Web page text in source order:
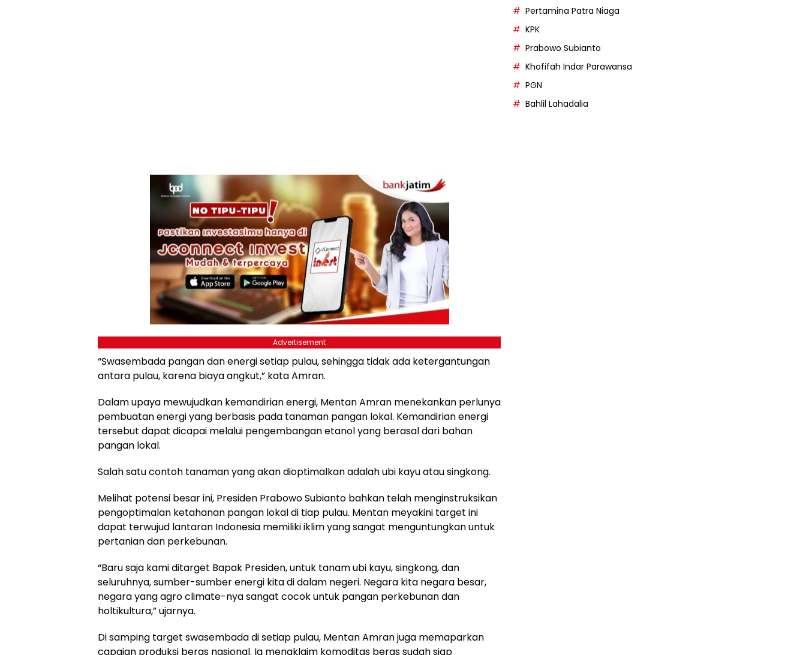
Advertisement
“Swasembada pangan dan energi setiap pulau, sehingga tidak ada ketergantungan
antara pulau, karena biaya angkut,” kata Amran.
Dalam upaya mewujudkan kemandirian energi, Mentan Amran menekankan perlunya
pembuatan energi yang berbasis pada tanaman pangan lokal. Kemandirian energi
tersebut dapat dicapai melalui pengembangan etanol yang berasal dari bahan
pangan lokal.
Salah satu contoh tanaman yang akan dioptimalkan adalah ubi kayu atau singkong.
Melihat potensi besar ini, Presiden Prabowo Subianto bahkan telah menginstruksikan
pengoptimalan ketahanan pangan lokal di tiap pulau. Mentan meyakini target ini
dapat terwujud lantaran Indonesia memiliki iklim yang sangat menguntungkan untuk
pertanian dan perkebunan.
“Baru saja kami ditarget Bapak Presiden, untuk tanam ubi kayu, singkong, dan
seluruhnya, sumber-sumber energi kita di dalam negeri. Negara kita negara besar,
negara yang agro climate-nya sangat cocok untuk pangan perkebunan dan
holtikultura,” ujarnya.
Di samping target swasembada di setiap pulau, Mentan Amran juga memaparkan
capaian produksi beras nasional. Ia mengklaim komoditas beras sudah siap
Pertamina Patra Niaga
KPK
Prabowo Subianto
Khofifah Indar Parawansa
PGN
Bahlil Lahadalia